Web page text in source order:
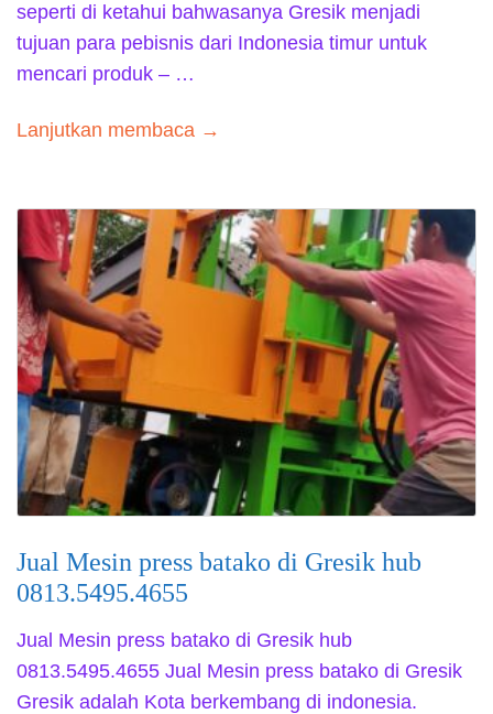
seperti di ketahui bahwasanya Gresik menjadi
tujuan para pebisnis dari Indonesia timur untuk
mencari produk – …
Lanjutkan membaca →
Jual Mesin press batako di Gresik hub
0813.5495.4655
Jual Mesin press batako di Gresik hub
0813.5495.4655 Jual Mesin press batako di Gresik
Gresik adalah Kota berkembang di indonesia.